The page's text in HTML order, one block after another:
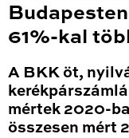
61%-kal
A BKK öt,
mértek 2020-
összesen mért